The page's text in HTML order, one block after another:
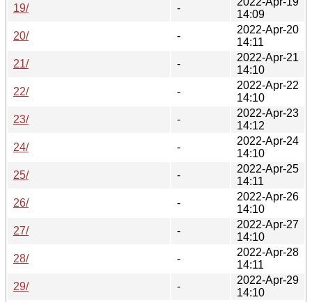
19/
-
14:09
20/
-
2022-Apr-20
14:11
21/
-
2022-Apr-21
14:10
22/
-
2022-Apr-22
14:10
23/
-
2022-Apr-23
14:12
24/
-
2022-Apr-24
14:10
25/
-
2022-Apr-25
14:11
26/
-
2022-Apr-26
14:10
27/
-
2022-Apr-27
14:10
28/
-
2022-Apr-28
14:11
29/
-
2022-Apr-29
14:10